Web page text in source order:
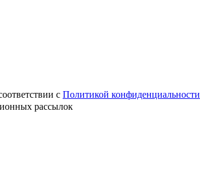
с Политикой конфиденциальности
рассылок